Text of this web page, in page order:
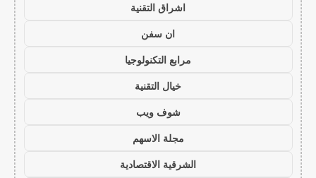
اشراق التقنية
ان سفن
مرابع التكنولوجيا
خيال التقنية
شوف ويب
مجلة الاسهم
الشرقية الاقتصادية